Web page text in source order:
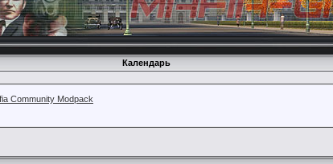
Календарь
Community Modpack